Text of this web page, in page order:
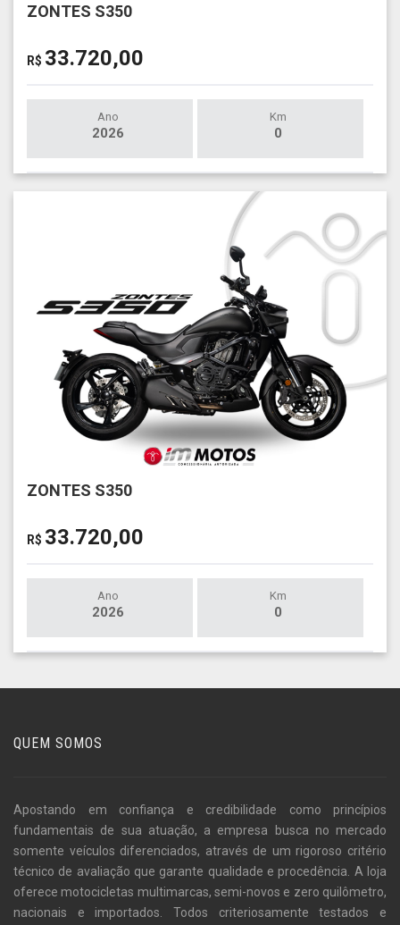
ZONTES S350
R$ 33.720,00
Ano
2026
Km
0
ZONTES S350
R$ 33.720,00
Ano
2026
Km
0
QUEM SOMOS
Apostando em confiança e credibilidade como princípios
fundamentais de sua atuação, a empresa busca no mercado
somente veículos diferenciados, através de um rigoroso critério
técnico de avaliação que garante qualidade e procedência. A loja
oferece motocicletas multimarcas, semi-novos e zero quilômetro,
nacionais e importados. Todos criteriosamente testados e